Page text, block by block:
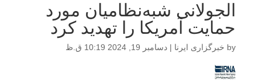
الجولانی شبه‌نظامیان مورد
حمایت آمریکا را تهدید کرد
by خبرگزاری ایرنا | دسامبر 19, 2024 10:19 ق.ظ